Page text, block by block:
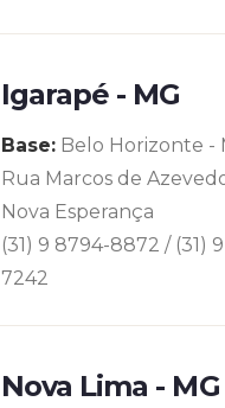
Igarapé - MG
Base: Belo Horizonte -
Rua Marcos de
Nova Esperança
(31) 9 8794-8872 / (31)
7242
Nova Lima - MG